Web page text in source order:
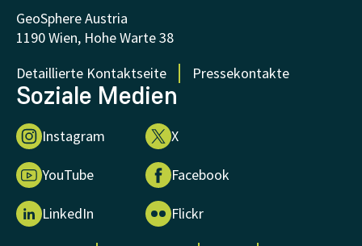
GeoSphere Austria
1190 Wien, Hohe Warte 38
Detaillierte Kontaktseite
Pressekontakte
Soziale Medien
Instagram X
YouTube Facebook
LinkedIn Flickr